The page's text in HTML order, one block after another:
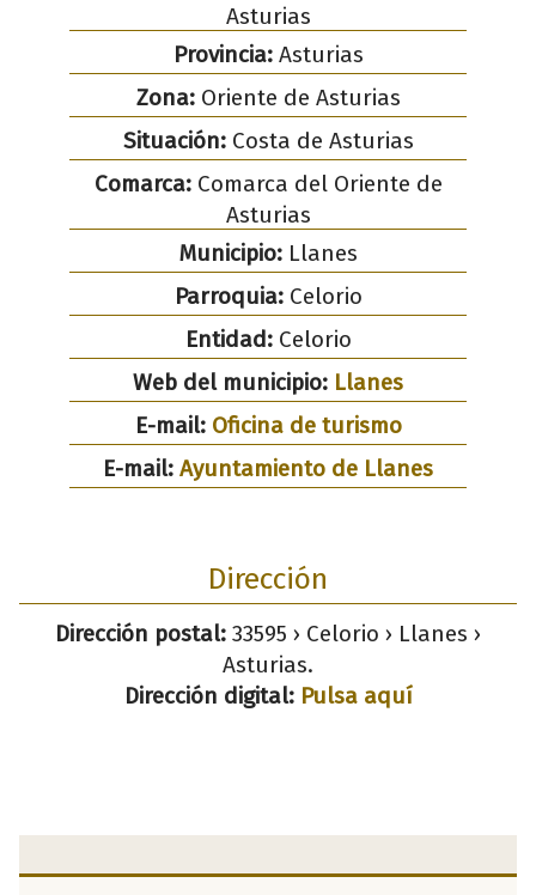
Asturias
Provincia:Asturias
Zona:Oriente de Asturias
Situación:Costa de Asturias
Comarca:Comarca del Oriente de
Asturias
Municipio: Llanes
Parroquia:Celorio
Entidad:Celorio
Web del municipio: Llanes
E-mail: Oficina de turismo
E-mail: Ayuntamiento de Llanes
Dirección
Dirección postal: 33595 › Celorio › Llanes ›
Asturias.
Dirección digital: Pulsa aquí